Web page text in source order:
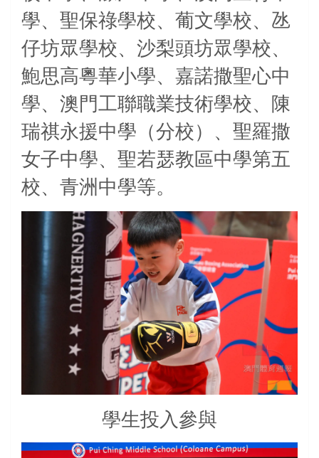
學、聖保祿學校、葡文學校、氹
仔坊眾學校、沙梨頭坊眾學校、
鮑思高粵華小學、嘉諾撒聖心中
學、澳門工聯職業技術學校、陳
瑞祺永援中學（分校）、聖羅撒
女子中學、聖若瑟教區中學第五
校、青洲中學等。
學生投入參與